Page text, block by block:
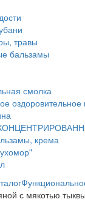
травы
бальзамы
смолка
оздоровительное
крема
с мякотью